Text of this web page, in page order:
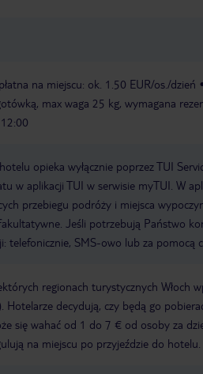
na miejscu: ok. 1.50 EUR/os./dzień
max waga 25 kg, wymagana
opieka wyłącznie poprzez TUI
w aplikacji TUI w serwisie myTUI. W
przebiegu podróży i miejsca
Jeśli potrzebują Państwo
telefonicznie, SMS-owo lub za pomocą
regionach turystycznych Włoch
Hotelarze decydują, czy będą go
się wahać od 1 do 7 € od osoby za
na miejscu po przyjeździe do hotelu.